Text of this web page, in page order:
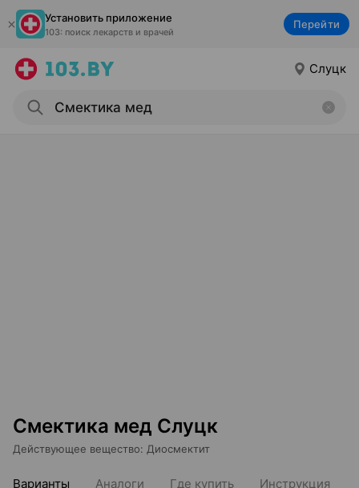
Установить приложение
103: поиск лекарств и врачей
Перейти
Слуцк
Смектика мед Слуцк
Действующее вещество: Диосмектит
Варианты Аналоги Где купить Инструкция